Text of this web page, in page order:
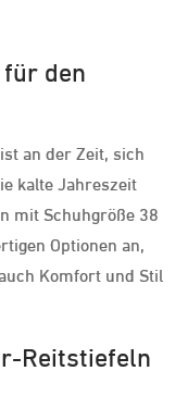
den
an der Zeit, sich
kalte Jahreszeit
mit Schuhgröße 38
Optionen an,
Komfort und Stil
Reitstiefeln